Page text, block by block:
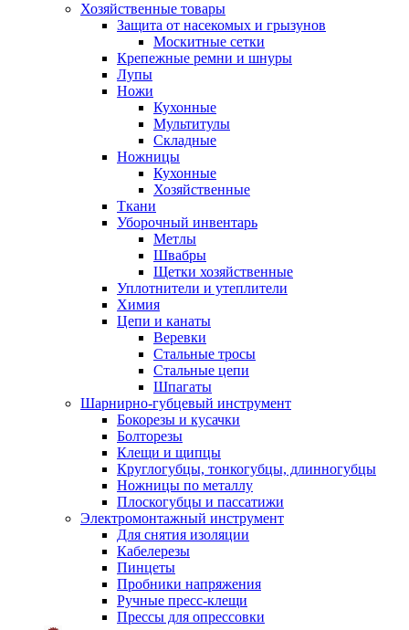
Хозяйственные товары
Защита от насекомых и грызунов
Москитные сетки
Крепежные ремни и шнуры
Лупы
Ножи
Кухонные
Мультитулы
Складные
Ножницы
Кухонные
Хозяйственные
Ткани
Уборочный инвентарь
Метлы
Швабры
Щетки хозяйственные
Уплотнители и утеплители
Химия
Цепи и канаты
Веревки
Стальные тросы
Стальные цепи
Шпагаты
Шарнирно-губцевый инструмент
Бокорезы и кусачки
Болторезы
Клещи и щипцы
Круглогубцы, тонкогубцы, длинногубцы
Ножницы по металлу
Плоскогубцы и пассатижи
Электромонтажный инструмент
Для снятия изоляции
Кабелерезы
Пинцеты
Пробники напряжения
Ручные пресс-клещи
Прессы для опрессовки